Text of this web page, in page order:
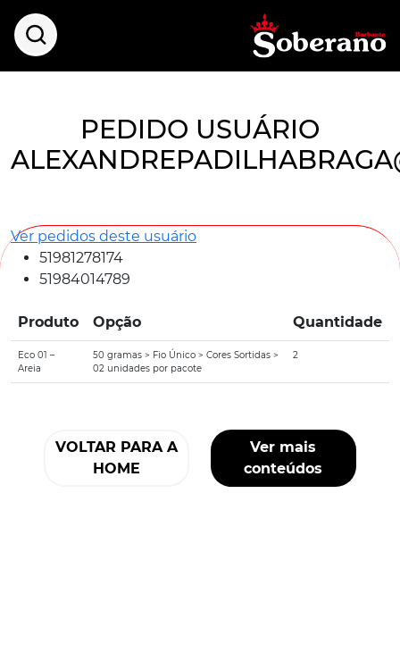
PEDIDO USUÁRIO
Ver pedidos deste usuário
51981278174
51984014789
Produto Opção Quantidade
Eco 01 –
Areia
50 gramas > Fio Único > Cores Sortidas >
02 unidades por pacote
2
VOLTAR PARA A
HOME
Ver mais
conteúdos